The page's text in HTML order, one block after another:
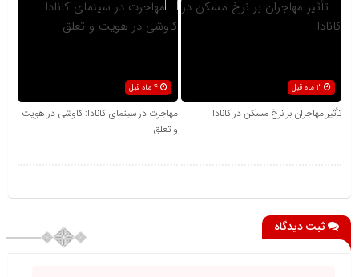
3 ماه قبل
تأثیر مهاجران بر نرخ مسکن در کانادا
مهاجرت در سینمای کانادا: کاوشی در هویت
و تعلق
ثبت دیدگاه